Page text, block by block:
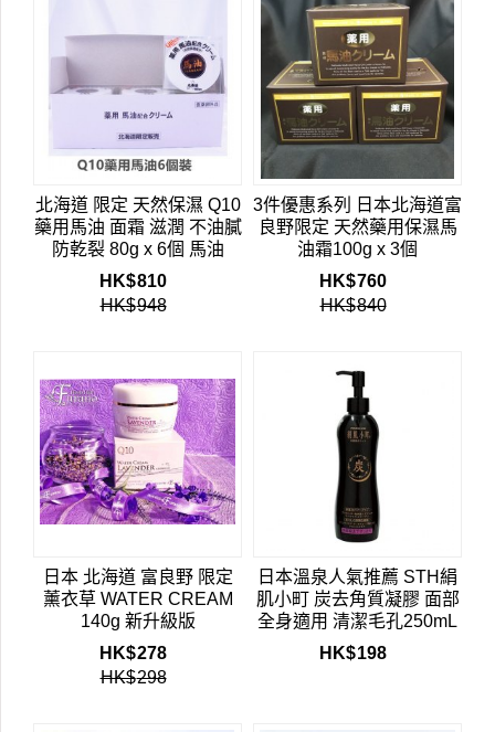
北海道 限定 天然保濕 Q10
藥用馬油 面霜 滋潤 不油膩
防乾裂 80g x 6個 馬油
HK$810
HK$948
3件優惠系列 日本北海道富
良野限定 天然藥用保濕馬
油霜100g x 3個
HK$760
HK$840
日本 北海道 富良野 限定
薰衣草 WATER CREAM
140g 新升級版
HK$278
HK$298
日本溫泉人氣推薦 STH絹
肌小町 炭去角質凝膠 面部
全身適用 清潔毛孔250mL
HK$198